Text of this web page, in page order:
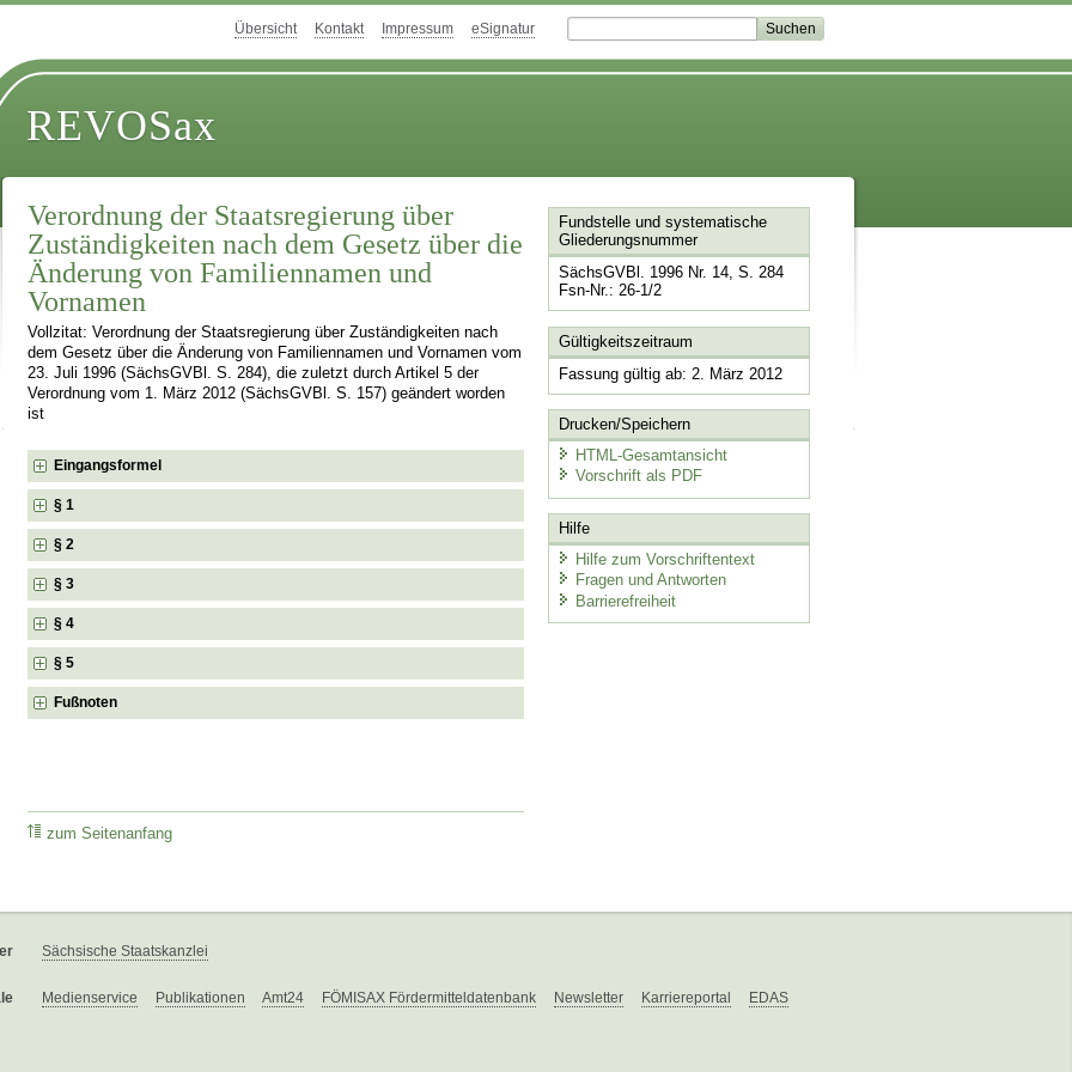
Übersicht Kontakt Impressum eSignatur
REVOSax
Verordnung der Staatsregierung über
Zuständigkeiten nach dem Gesetz über die
Änderung von Familiennamen und
Vornamen
Vollzitat: Verordnung der Staatsregierung über Zuständigkeiten nach
dem Gesetz über die Änderung von Familiennamen und Vornamen vom
23. Juli 1996 (SächsGVBl. S. 284), die zuletzt durch Artikel 5 der
Verordnung vom 1. März 2012 (SächsGVBl. S. 157) geändert worden
ist
Eingangsformel
§ 1
§ 2
§ 3
§ 4
§ 5
Fußnoten
zum Seitenanfang
Fundstelle und systematische
Gliederungsnummer
SächsGVBl. 1996 Nr. 14, S. 284
Fsn-Nr.: 26-1/2
Gültigkeitszeitraum
Fassung gültig ab: 2. März 2012
Drucken/Speichern
HTML-Gesamtansicht
Vorschrift als PDF
Hilfe
Hilfe zum Vorschriftentext
Fragen und Antworten
Barrierefreiheit
Sächsische Staatskanzlei
Medienservice Publikationen Amt24 FÖMISAX Fördermitteldatenbank Newsletter Karriereportal EDAS